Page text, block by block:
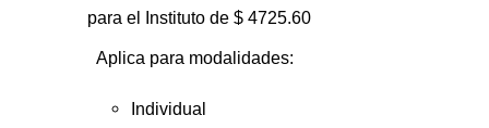
para el Instituto de $ 4725.60
Aplica para modalidades:
Individual